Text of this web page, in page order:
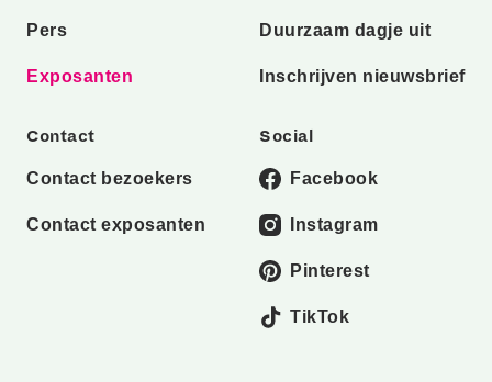
Pers
Exposanten
Duurzaam dagje uit
Inschrijven nieuwsbrief
Contact
Contact bezoekers
Contact exposanten
Social
Facebook
Instagram
Pinterest
TikTok